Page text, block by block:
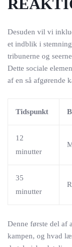
Desuden vil vi
et indblik i
tribunerne og
Dette sociale
af en så afgørende
Tidspunkt
12
minutter
35
minutter
Denne første del af
kampen, og hvad